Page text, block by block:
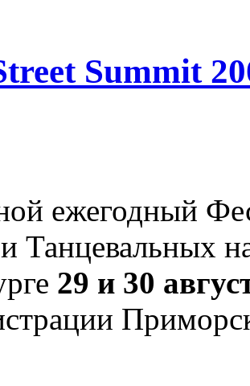
Summit
ежегодный
Танцевальных
29 и 30